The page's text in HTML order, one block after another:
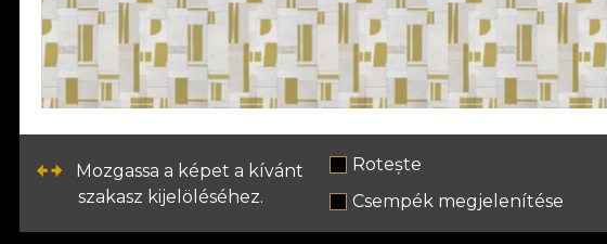
Mozgassa a képet a kívánt
szakasz kijelöléséhez.
Rotește
Csempék megjelenítése